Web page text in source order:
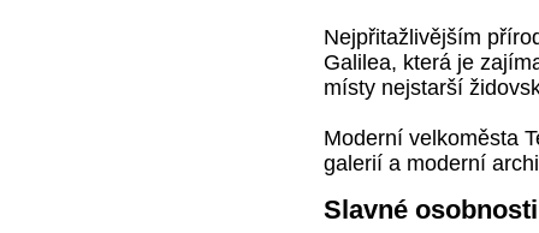
Nejpřitažlivějším
Galilea, která je
místy nejstarší
Moderní velkoměsta
galerií a moderní
Slavné osobnosti